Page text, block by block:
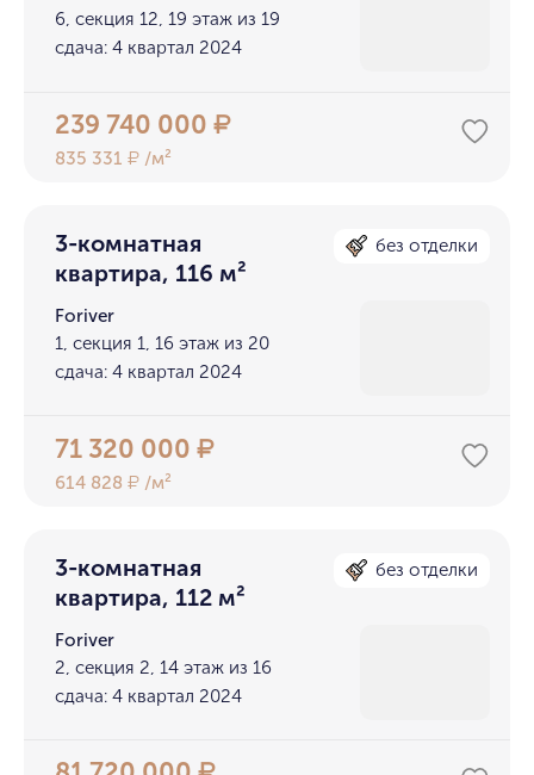
6, секция 12, 19 этаж из 19
сдача: 4 квартал 2024
239 740 000₽
835 331₽ /м²
3-комнатная
квартира, 116 м²
без отделки
Foriver
1, секция 1, 16 этаж из 20
сдача: 4 квартал 2024
71 320 000₽
614 828₽ /м²
3-комнатная
квартира, 112 м²
без отделки
Foriver
2, секция 2, 14 этаж из 16
сдача: 4 квартал 2024